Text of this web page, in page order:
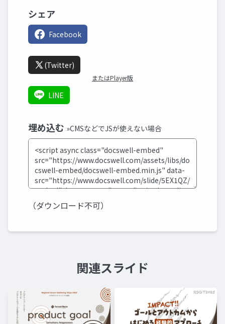
シェア
Facebook
(Twitter)
またはPlayer版
LINE
埋め込む »CMSなどでJSが使えない場合
（ダウンロード不可）
関連スライド